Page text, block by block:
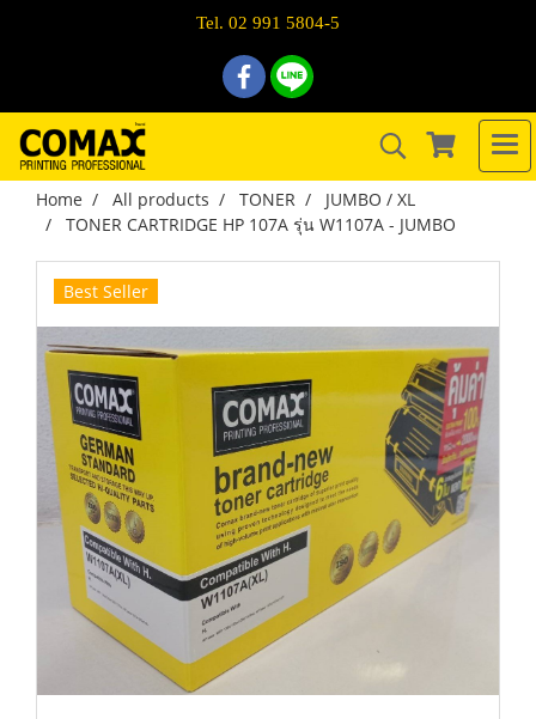
Tel. 02 991 5804-5
Home All products TONER
JUMBO / XL
TONER CARTRIDGE HP 107A รุ่น W1107A - JUMBO
Best Seller